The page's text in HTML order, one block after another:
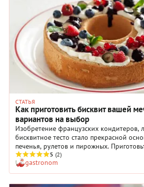
СТАТЬЯ
Как приготовить бисквит вашей
вариантов на выбор
Изобретение французских кондитеров,
бисквитное тесто стало прекрасной
печенья, рулетов и пирожных.
вариантов бисквита или каждый по
какой из них станет для вас самым
женуаз, дакуаз, джоконда, ангельский
бисквит.
5 (2)
gastronom